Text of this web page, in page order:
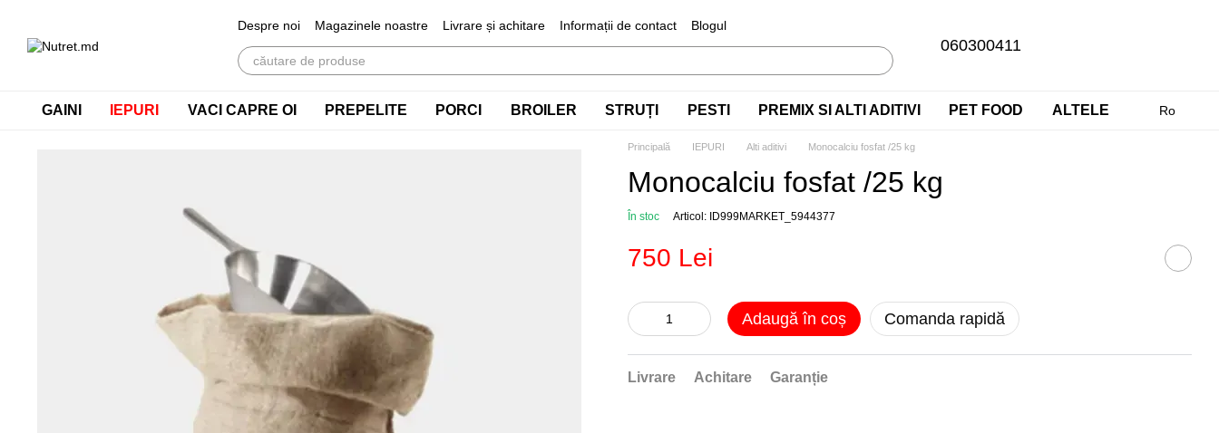
Despre noi Magazinele noastre Livrare și achitare Informații de contact Blogul
060300411
GAINI IEPURI VACI CAPRE OI PREPELITE PORCI BROILER STRUȚI PESTI PREMIX SI ALTI ADITIVI PET FOOD ALTELE Ro
Principală IEPURI Alti aditivi Monocalciu fosfat /25 kg
Monocalciu fosfat /25 kg
În stoc Articol: ID999MARKET_5944377
750 Lei
Adaugă în coș Comanda rapidă
Livrare Achitare Garanție